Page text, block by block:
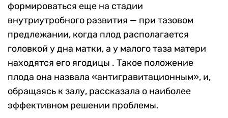
формироваться еще на стадии
внутриутробного развития — при тазовом
предлежании, когда плод располагается
головкой у дна матки, а у малого таза матери
находятся его ягодицы . Такое положение
плода она назвала «антигравитационным», и,
обращаясь к залу, рассказала о наиболее
эффективном решении проблемы.